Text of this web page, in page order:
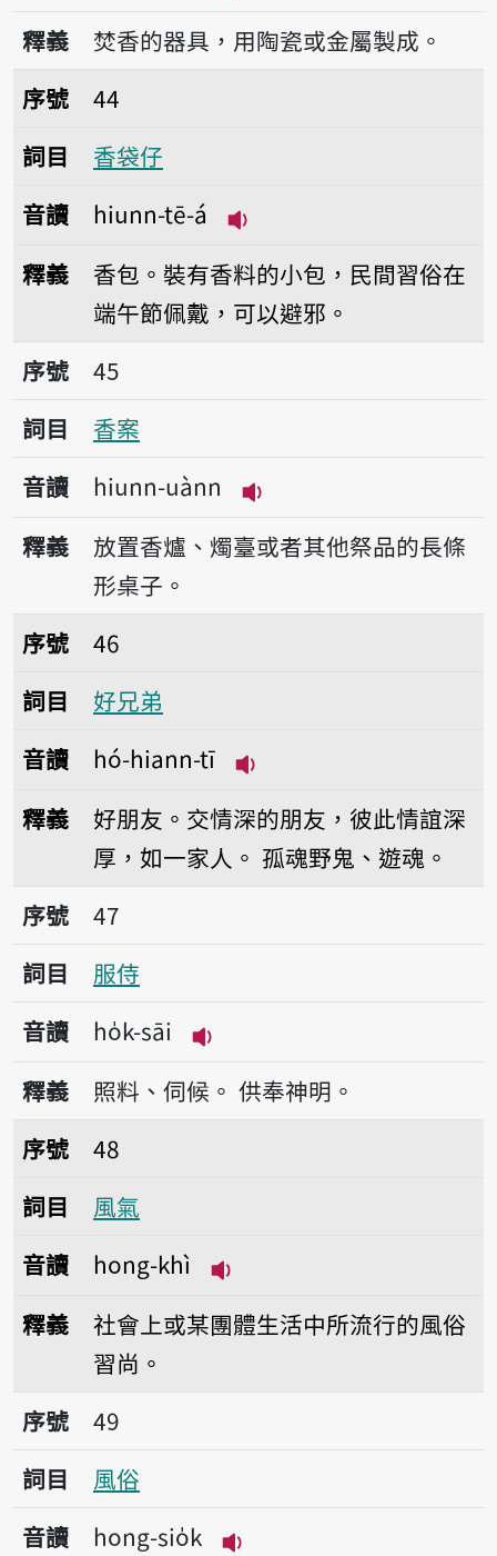
播放音讀hiunn-lôo
釋義
焚香的器具，用陶瓷或金屬製成。
序號44香袋仔
序號
44
詞目
香袋仔
音讀
hiunn-tē-á
釋義
香包。裝有香料的小包，民間習俗在
端午節佩戴，可以避邪。
序號45香案
序號
45
詞目
香案
音讀
hiunn-uànn
播放音讀hiunn-uànn
釋義
放置香爐、燭臺或者其他祭品的長條
形桌子。
序號46好兄弟
序號
46
詞目
好兄弟
音讀
hó-hiann-tī
釋義
好朋友。交情深的朋友，彼此情誼深
厚，如一家人。 孤魂野鬼、遊魂。
序號47服侍
序號
47
詞目
服侍
音讀
ho̍k-sāi
播放音讀ho̍k-sāi
釋義 照料、伺候。 供奉神明。
序號48風氣
序號
48
詞目
風氣
音讀
hong-khì
釋義
社會上或某團體生活中所流行的風俗
習尚。
序號49風俗
序號
49
詞目
風俗
音讀
hong-sio̍k